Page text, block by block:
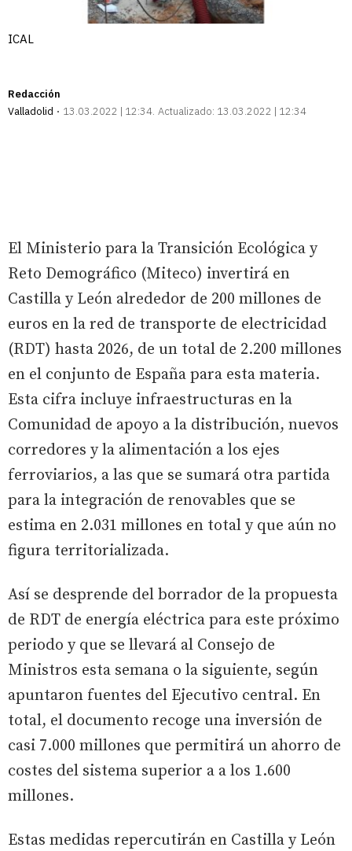
ICAL
Redacción
Valladolid
13.03.2022 | 12:34 Actualizado: 13.03.2022 | 12:34
El Ministerio para la Transición Ecológica y
Reto Demográfico (Miteco) invertirá en
Castilla y León alrededor de 200 millones de
euros en la red de transporte de electricidad
(RDT) hasta 2026, de un total de 2.200 millones
en el conjunto de España para esta materia.
Esta cifra incluye infraestructuras en la
Comunidad de apoyo a la distribución, nuevos
corredores y la alimentación a los ejes
ferroviarios, a las que se sumará otra partida
para la integración de renovables que se
estima en 2.031 millones en total y que aún no
figura territorializada.
Así se desprende del borrador de la propuesta
de RDT de energía eléctrica para este próximo
periodo y que se llevará al Consejo de
Ministros esta semana o la siguiente, según
apuntaron fuentes del Ejecutivo central. En
total, el documento recoge una inversión de
casi 7.000 millones que permitirá un ahorro de
costes del sistema superior a a los 1.600
millones.
Estas medidas repercutirán en Castilla y León